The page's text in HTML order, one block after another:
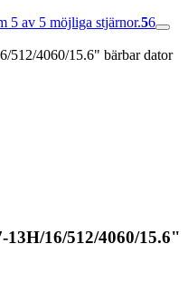
5 av 5 möjliga stjärnor.56
512/4060/15.6" bärbar dator
16/512/4060/15.6"